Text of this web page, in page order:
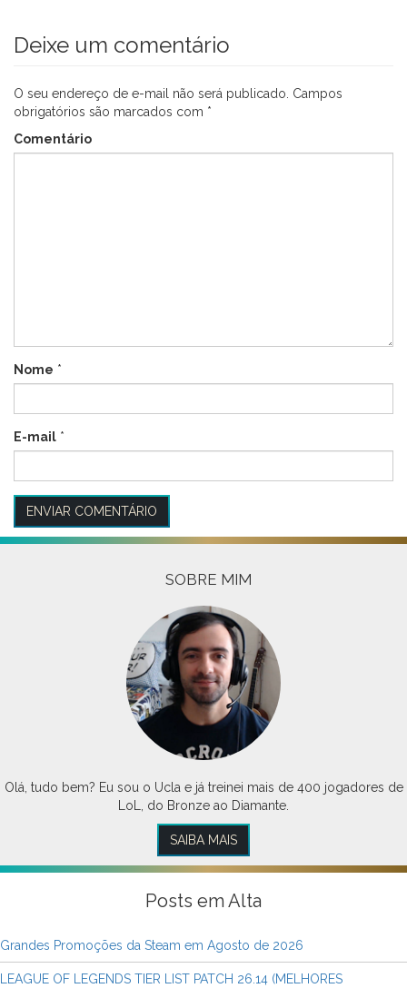
Deixe um comentário
O seu endereço de e-mail não será publicado. Campos
obrigatórios são marcados com *
Comentário
Nome *
E-mail *
SOBRE MIM
Olá, tudo bem? Eu sou o Ucla e já treinei mais de 400 jogadores de
LoL, do Bronze ao Diamante.
SAIBA MAIS
Posts em Alta
Grandes Promoções da Steam em Agosto de 2026
LEAGUE OF LEGENDS TIER LIST PATCH 26.14 (MELHORES